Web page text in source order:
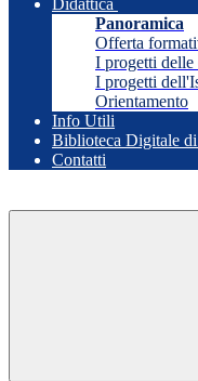
Didattica
Panoramica
Offerta
I progetti delle
I progetti
Orientamento
Info Utili
Biblioteca Digitale
Contatti